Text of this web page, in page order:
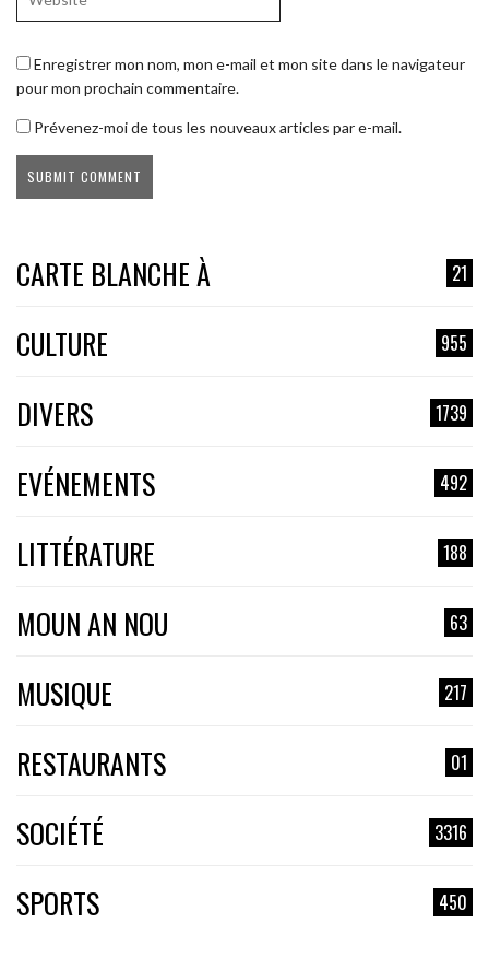
Enregistrer mon nom, mon e-mail et mon site dans le navigateur
pour mon prochain commentaire.
Prévenez-moi de tous les nouveaux articles par e-mail.
CARTE BLANCHE À 21
CULTURE 955
DIVERS 1739
EVÉNEMENTS 492
LITTÉRATURE 188
MOUN AN NOU 63
MUSIQUE 217
RESTAURANTS 01
SOCIÉTÉ 3316
SPORTS 450